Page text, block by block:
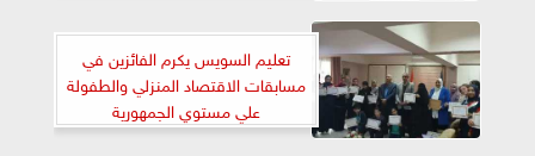
تعليم السويس يكرم الفائزين في
مسابقات الاقتصاد المنزلي والطفولة
علي مستوي الجمهورية